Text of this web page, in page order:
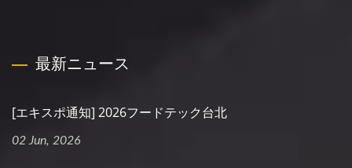
最新ニュース
[エキスポ通知] 2026フードテック台北
02 Jun, 2026